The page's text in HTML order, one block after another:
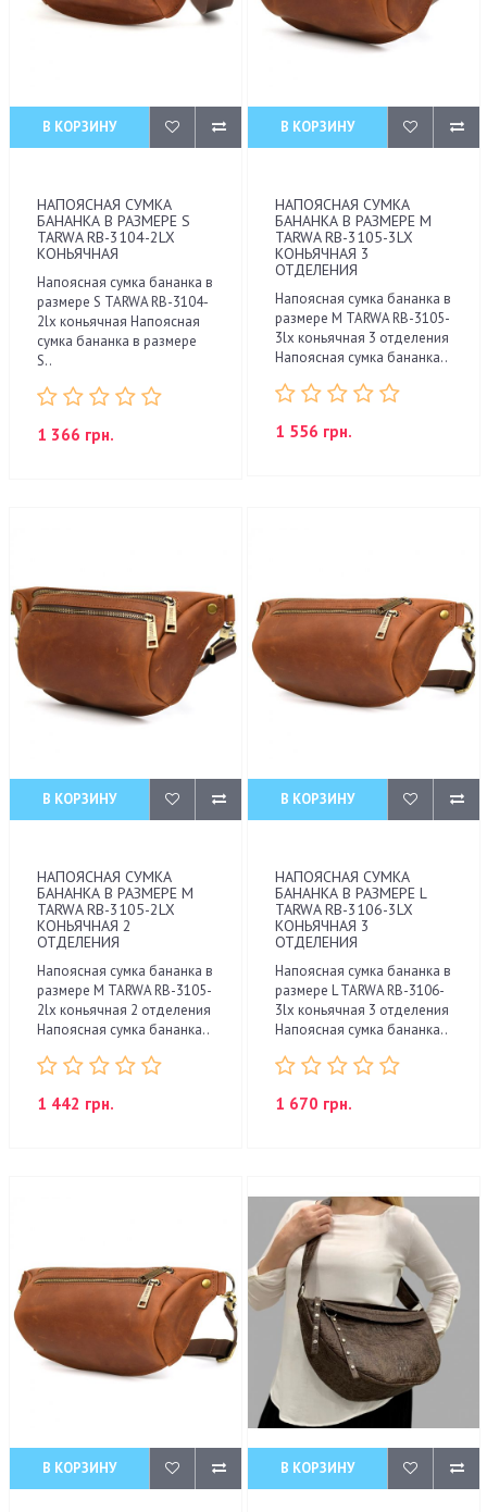
В КОРЗИНУ
НАПОЯСНАЯ СУМКА
БАНАНКА В РАЗМЕРЕ S
TARWA RB-3104-2LX
КОНЬЯЧНАЯ
Напоясная сумка бананка в
размере S TARWA RB-3104-
2lx коньячная Напоясная
сумка бананка в размере
S..
1 366 грн.
В КОРЗИНУ
НАПОЯСНАЯ СУМКА
БАНАНКА В РАЗМЕРЕ М
TARWA RB-3105-3LX
КОНЬЯЧНАЯ 3
ОТДЕЛЕНИЯ
Напоясная сумка бананка в
размере М TARWA RB-3105-
3lx коньячная 3 отделения
Напоясная сумка бананка..
1 556 грн.
В КОРЗИНУ
НАПОЯСНАЯ СУМКА
БАНАНКА В РАЗМЕРЕ М
TARWA RB-3105-2LX
КОНЬЯЧНАЯ 2
ОТДЕЛЕНИЯ
Напоясная сумка бананка в
размере М TARWA RB-3105-
2lx коньячная 2 отделения
Напоясная сумка бананка..
1 442 грн.
В КОРЗИНУ
НАПОЯСНАЯ СУМКА
БАНАНКА В РАЗМЕРЕ L
TARWA RB-3106-3LX
КОНЬЯЧНАЯ 3
ОТДЕЛЕНИЯ
Напоясная сумка бананка в
размере L TARWA RB-3106-
3lx коньячная 3 отделения
Напоясная сумка бананка..
1 670 грн.
В КОРЗИНУ В КОРЗИНУ